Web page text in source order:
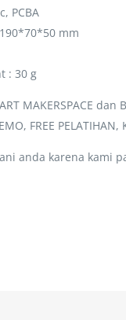
PCBA
mm
: 30 g
MAKERSPACE dan
FREE
anda karena kami